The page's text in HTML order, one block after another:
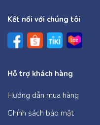
Kết nối với chúng tôi
Hỗ trợ khách hàng
Hướng dẫn mua hàng
Chính sách bảo mật